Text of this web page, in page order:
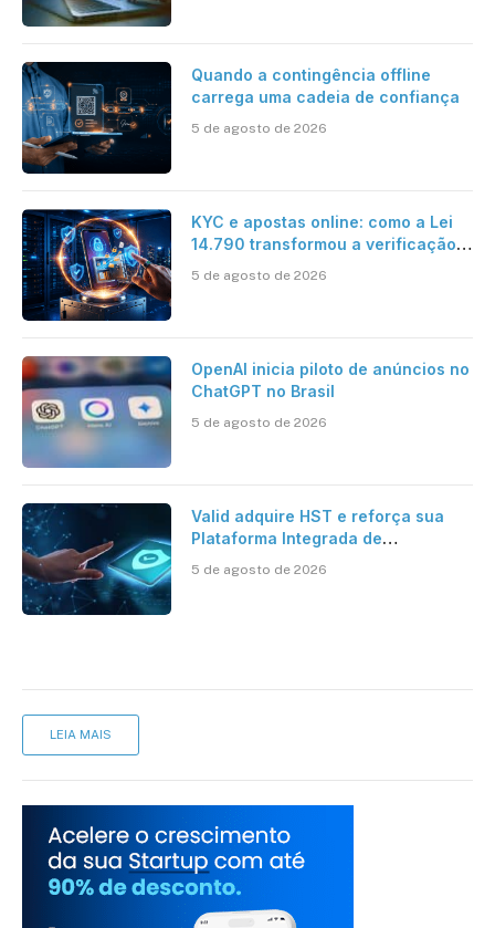
Quando a contingência offline
carrega uma cadeia de confiança
5 de agosto de 2026
KYC e apostas online: como a Lei
14.790 transformou a verificação
de identidade no mercado
brasileiro
5 de agosto de 2026
OpenAI inicia piloto de anúncios no
ChatGPT no Brasil
5 de agosto de 2026
Valid adquire HST e reforça sua
Plataforma Integrada de
5 de agosto de 2026
LEIA MAIS